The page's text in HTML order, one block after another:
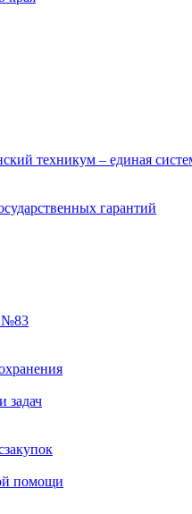
техникум – единая
гарантий
№83
задач
помощи